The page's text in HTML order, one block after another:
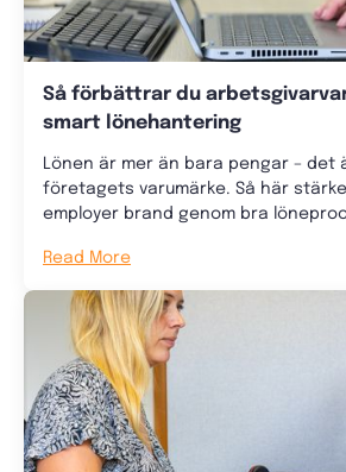
Så förbättrar du
smart lönehantering
Lönen är mer än bara pengar – det
företagets varumärke. Så här
employer brand genom bra
Read More